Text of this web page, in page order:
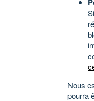
Nous
pourra